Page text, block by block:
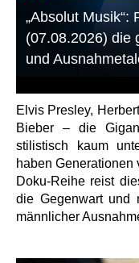
„Absolut Musik“:
(07.08.2026) die
und
Elvis Presley,
Bieber – die
stilistisch kaum
haben Generationen
Doku-Reihe reist
die Gegenwart und
männlicher